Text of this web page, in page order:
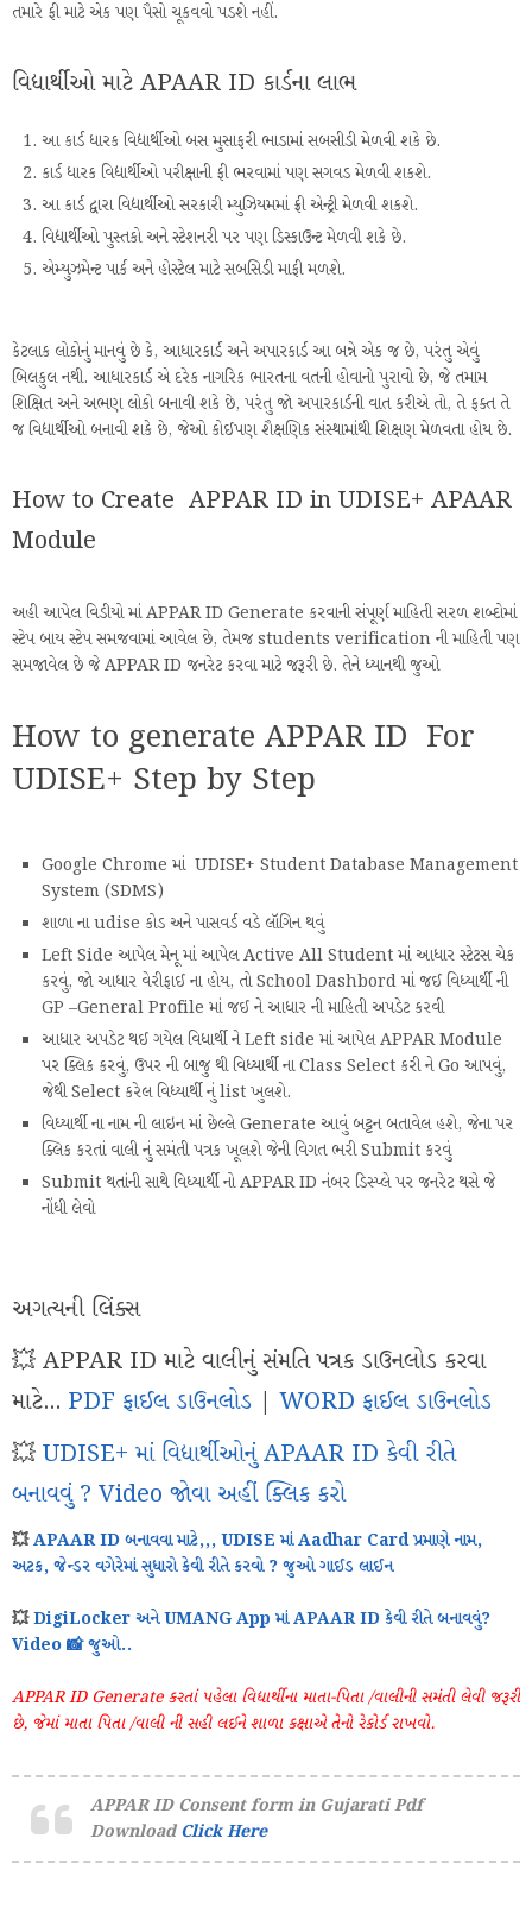
તમારે ફી માટે એક પણ પૈસો ચૂકવવો પડશે નહીં.
વિદ્યાર્થીઓ માટે APAAR ID કાર્ડના લાભ
આ કાર્ડ ધારક વિદ્યાર્થીઓ બસ મુસાફરી ભાડામાં સબસીડી મેળવી શકે છે.
કાર્ડ ધારક વિદ્યાર્થીઓ પરીક્ષાની ફી ભરવામાં પણ સગવડ મેળવી શકશે.
આ કાર્ડ દ્વારા વિદ્યાર્થીઓ સરકારી મ્યુઝિયમમાં ફ્રી એન્ટ્રી મેળવી શકશે.
વિદ્યાર્થીઓ પુસ્તકો અને સ્ટેશનરી પર પણ ડિસ્કાઉન્ટ મેળવી શકે છે.
એમ્યુઝમેન્ટ પાર્ક અને હોસ્ટેલ માટે સબસિડી માફી મળશે.
કેટલાક લોકોનું માનવું છે કે, આધારકાર્ડ અને અપારકાર્ડ આ બન્ને એક જ છે, પરંતુ એવું
બિલકુલ નથી. આધારકાર્ડ એ દરેક નાગરિક ભારતના વતની હોવાનો પુરાવો છે, જે તમામ
શિક્ષિત અને અભણ લોકો બનાવી શકે છે, પરંતુ જો અપારકાર્ડની વાત કરીએ તો, તે ફક્ત તે
જ વિદ્યાર્થીઓ બનાવી શકે છે, જેઓ કોઈપણ શૈક્ષણિક સંસ્થામાંથી શિક્ષણ મેળવતા હોય છે.
How to Create APPAR ID in UDISE+ APAAR
Module
અહી આપેલ વિડીયો માં APPAR ID Generate કરવાની સંપૂર્ણ માહિતી સરળ શબ્દોમાં
સ્ટેપ બાય સ્ટેપ સમજવામાં આવેલ છે, તેમજ students verification ની માહિતી પણ
સમજાવેલ છે જે APPAR ID જનરેટ કરવા માટે જરૂરી છે. તેને ધ્યાનથી જુઓ
How to generate APPAR ID For
UDISE+ Step by Step
Google Chrome માં UDISE+ Student Database Management
System (SDMS)
શાળા ના udise કોડ અને પાસવર્ડ વડે લૉગિન થવું
Left Side આપેલ મેનૂ માં આપેલ Active All Student માં આધાર સ્ટેટસ ચેક
કરવું, જો આધાર વેરીફાઈ ના હોય, તો School Dashbord માં જઈ વિધ્યાર્થી ની
GP –General Profile માં જઈ ને આધાર ની માહિતી અપડેટ કરવી
આધાર અપડેટ થઈ ગયેલ વિધાર્થી ને Left side માં આપેલ APPAR Module
પર ક્લિક કરવું, ઉપર ની બાજુ થી વિધ્યાર્થી ના Class Select કરી ને Go આપવું,
જેથી Select કરેલ વિધ્યાર્થી નું list ખુલશે.
વિધ્યાર્થી ના નામ ની લાઇન માં છેલ્લે Generate આવું બટ્ટન બતાવેલ હશે, જેના પર
ક્લિક કરતાં વાલી નું સમંતી પત્રક ખૂલશે જેની વિગત ભરી Submit કરવું
Submit થતાંની સાથે વિધ્યાર્થી નો APPAR ID નંબર ડિસ્પ્લે પર જનરેટ થસે જે
નોંધી લેવો
અગત્યની લિંક્સ
💥 APPAR ID માટે વાલીનું સંમતિ પત્રક ડાઉનલોડ કરવા
માટે... PDF ફાઈલ ડાઉનલોડ | WORD ફાઈલ ડાઉનલોડ
💥 UDISE+ માં વિદ્યાર્થીઓનું APAAR ID કેવી રીતે
બનાવવું ? Video જોવા અહીં ક્લિક કરો
💥APAAR ID બનાવવા માટે,,, UDISE માં Aadhar Card પ્રમાણે નામ,
અટક, જેન્ડર વગેરેમાં સુધારો કેવી રીતે કરવો ? જુઓ ગાઈડ લાઈન
💥DigiLocker અને UMANG App માં APAAR ID કેવી રીતે બનાવવું?
Video 📸 જુઓ..
APPAR ID Generate કરતાં પહેલા વિદ્યાર્થીના માતા-પિતા /વાલીની સમંતી લેવી જરૂરી
છે, જેમાં માતા પિતા /વાલી ની સહી લઈને શાળા કક્ષાએ તેનો રેકોર્ડ રાખવો.
APPAR ID Consent form in Gujarati Pdf
Download Click Here